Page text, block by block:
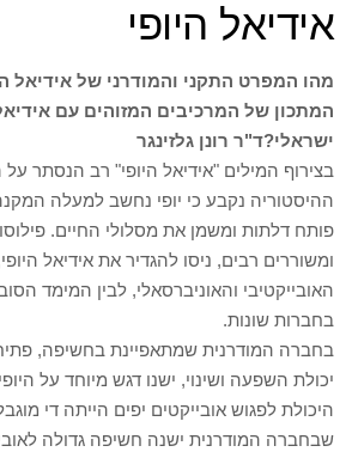
אידיאל היופי
מהו המפרט התקני והמודרני של אידיאל
המתכון של המרכיבים המזוהים עם
ישראלי?ד"ר רונן גלזינגר
בצירוף המילים "אידיאל היופי" רב הנסתר
ההיסטוריה נקבע כי יופי נחשב למעלה המקנה
פותח דלתות ומשמן את מסלולי החיים.
ומשוררים רבים, ניסו להגדיר את אידיאל
האובייקטיבי והאוניברסאלי, לבין המימד
בחברות שונות.
בחברה המודרנית שמתאפיינת בחשיפה,
יכולת השפעה ושינוי, ישנו דגש מיוחד על
היכולת לפגוש אובייקטים יפים הייתה די
שבחברה המודרנית ישנה חשיפה גדולה